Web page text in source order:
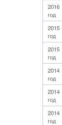
2016
год
2015
год
2015
год
2014
год
2014
год
2014
год